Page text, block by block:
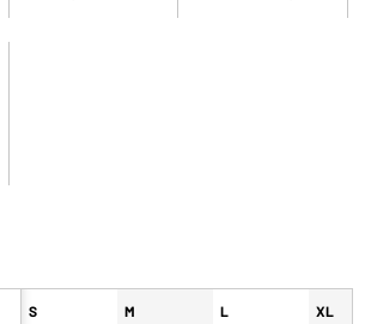
S M L XL